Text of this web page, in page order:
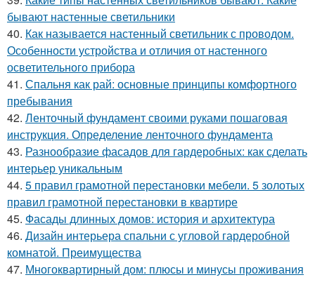
бывают настенные светильники
40. Как называется настенный светильник с проводом.
Особенности устройства и отличия от настенного
осветительного прибора
41. Спальня как рай: основные принципы комфортного
пребывания
42. Ленточный фундамент своими руками пошаговая
инструкция. Определение ленточного фундамента
43. Разнообразие фасадов для гардеробных: как сделать
интерьер уникальным
44. 5 правил грамотной перестановки мебели. 5 золотых
правил грамотной перестановки в квартире
45. Фасады длинных домов: история и архитектура
46. Дизайн интерьера спальни с угловой гардеробной
комнатой. Преимущества
47. Многоквартирный дом: плюсы и минусы проживания